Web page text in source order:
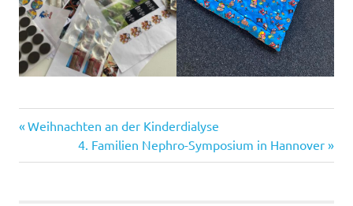
Beitragsnavigation
Vorheriger
Weihnachten an der Kinderdialyse
Nächster
Beitrag:
4. Familien Nephro-Symposium in Hannover